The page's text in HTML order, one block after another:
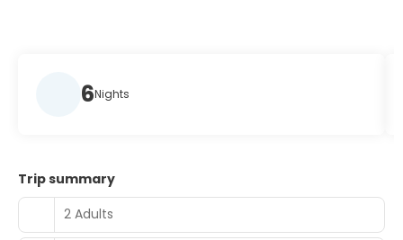
6Nights
Trip summary
2 Adults